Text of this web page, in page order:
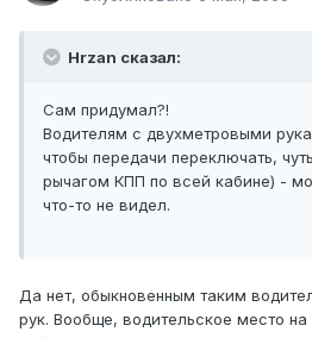
Hrzan сказал:
Сам придумал?!
Водителям с двухметровыми
чтобы передачи переключать,
рычагом КПП по всей кабине) -
что-то не видел.
Да нет, обыкновенным таким
рук. Вообще, водительское место на